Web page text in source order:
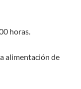
horas.
alimentación de